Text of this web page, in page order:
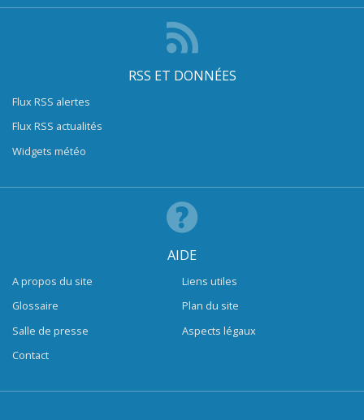
RSS ET DONNÉES
Flux RSS alertes
Flux RSS actualités
Widgets météo
AIDE
A propos du site
Glossaire
Salle de presse
Contact
Liens utiles
Plan du site
Aspects légaux